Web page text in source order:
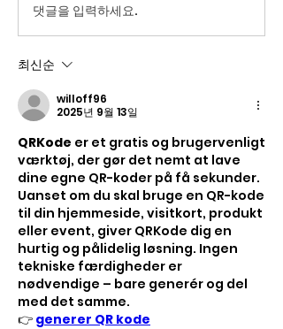
댓글을 입력하세요.
최신순
willoff96
2025년 9월 13일
QRKode er et gratis og brugervenligt
værktøj, der gør det nemt at lave
dine egne QR-koder på få sekunder.
Uanset om du skal bruge en QR-kode
til din hjemmeside, visitkort, produkt
eller event, giver QRKode dig en
hurtig og pålidelig løsning. Ingen
tekniske færdigheder er
nødvendige – bare generér og del
med det samme.
👉 generer QR kode